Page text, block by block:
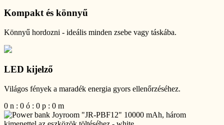
Kompakt és könnyű
Könnyű hordozni - ideális minden zsebe vagy táskába.
LED kijelző
Világos fények a maradék energia gyors ellenőrzéséhez.
0 n : 0 ó : 0 p : 0 m